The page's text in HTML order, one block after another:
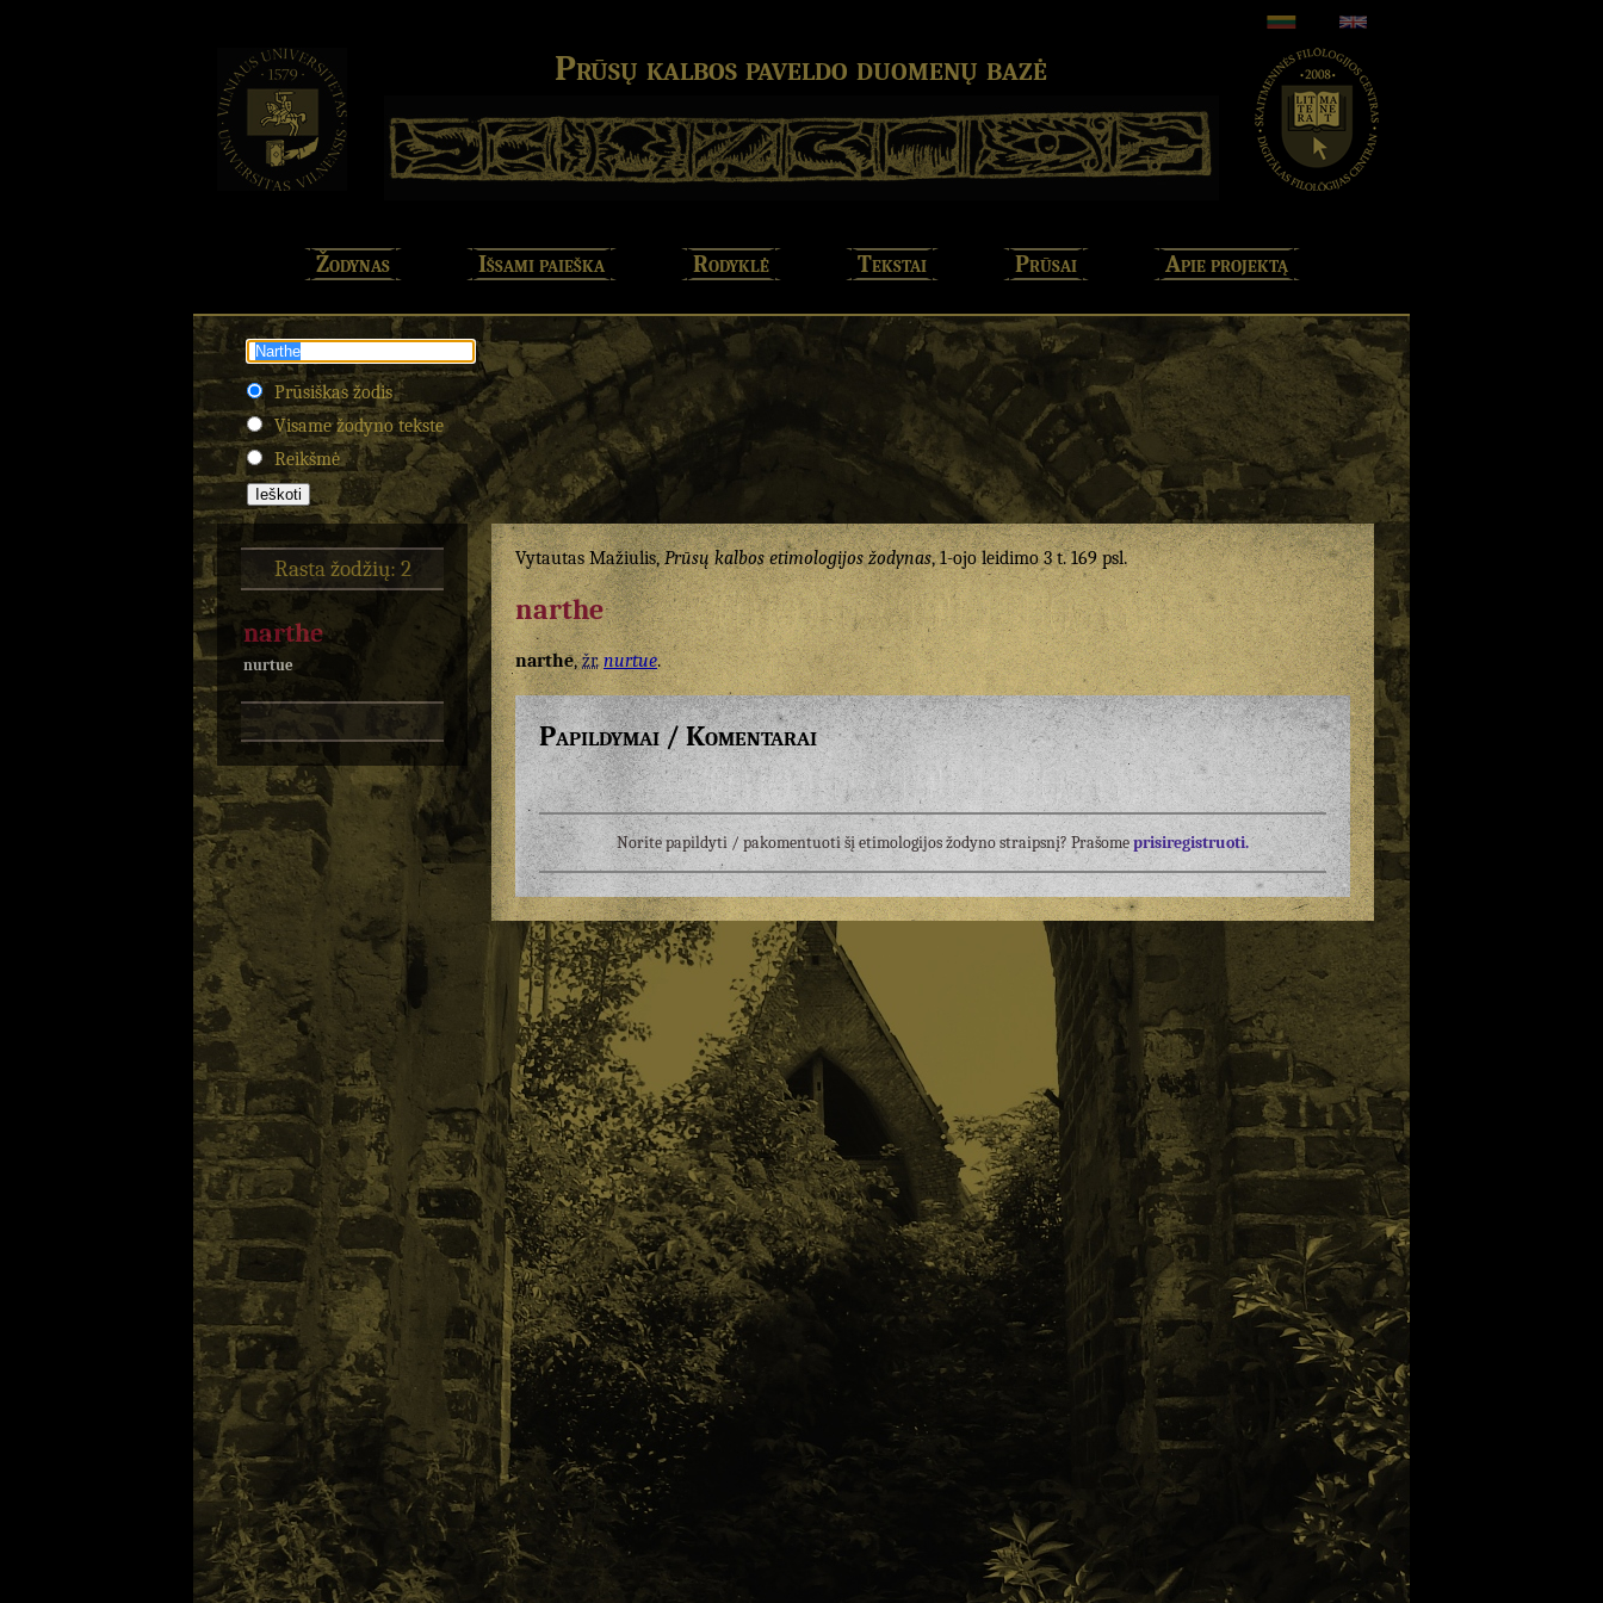
Prūsų kalbos paveldo duomenų bazė
Žodynas Išsami paieška Rodyklė Tekstai Prūsai Apie projektą
Prūsiškas žodis
Visame žodyno tekste
Reikšmė
Rasta žodžių: 2
narthe
nurtue
Vytautas Mažiulis,Prūsų kalbos etimologijos žodynas, 1-ojo leidimo 3 t. 169 psl.
narthe
narthe,žr. nurtue.
Papildymai / Komentarai
Norite papildyti / pakomentuoti šį etimologijos žodyno straipsnį? Prašomeprisiregistruoti.